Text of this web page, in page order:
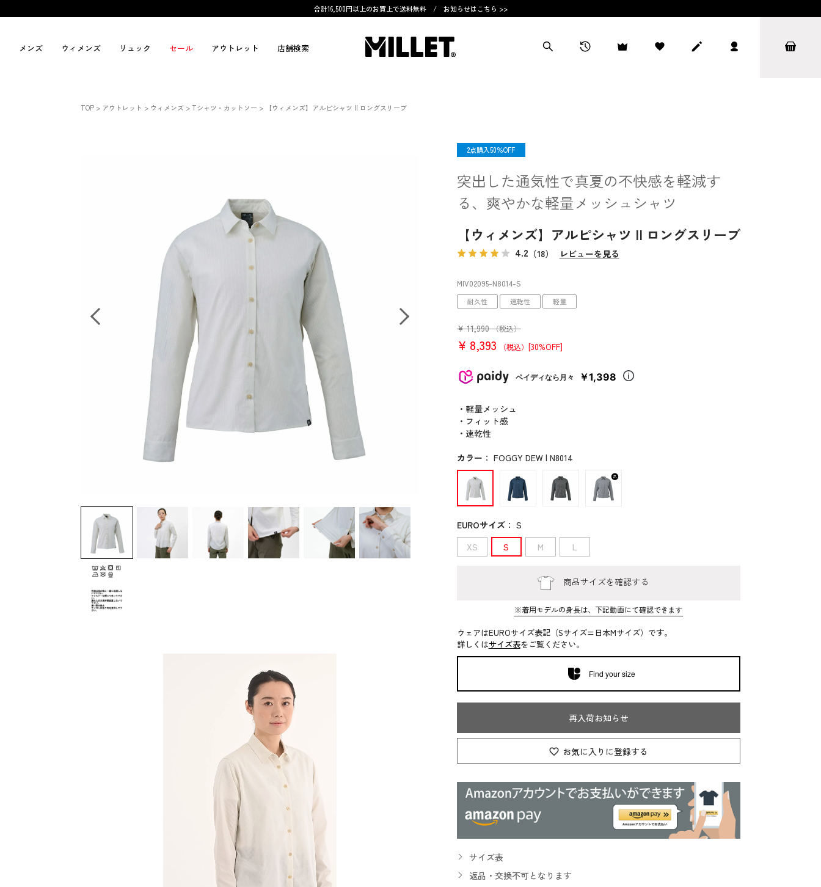
合計16,500円以上のお買上で送料無料 / お知らせはこちら >>
メンズ ウィメンズ リュック セール アウトレット 店舗検索
TOP アウトレット ウィメンズ Tシャツ・カットソー 【ウィメンズ】アルピシャツ II ロングスリーブ
突出した通気性で真夏の不快感を軽減す
る、爽やかな軽量メッシュシャツ
【ウィメンズ】アルピシャツ II ロングスリーブ
4.2 （18） レビューを見る
MIV02095-N8014-S
OUTLET
耐久性 速乾性 軽量
2点購入50％OFF
¥ 11,990 （税込）
¥ 8,393 （税込） [30%OFF]
ペイディなら月々 ￥1,398
・軽量メッシュ
・フィット感
・速乾性
カラー ： FOGGY DEW | N8014
EUROサイズ： S
XS
S M L
商品サイズを確認する
※着用モデルの身長は、下記動画にて確認できます
ウェアはEUROサイズ表記（Sサイズ=日本Mサイズ）です。
詳しくはサイズ表をご覧ください。
Find your size
再入荷お知らせ
お気に入りに登録する
サイズ表
返品・交換不可となります